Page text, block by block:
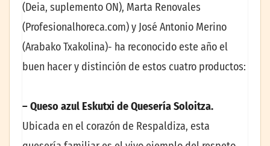
(Deia, suplemento ON), Marta Renovales
(Profesionalhoreca.com) y José Antonio Merino
(Arabako Txakolina)- ha reconocido este año el
buen hacer y distinción de estos cuatro productos:
– Queso azul Eskutxi de Quesería Soloitza.
Ubicada en el corazón de Respaldiza, esta